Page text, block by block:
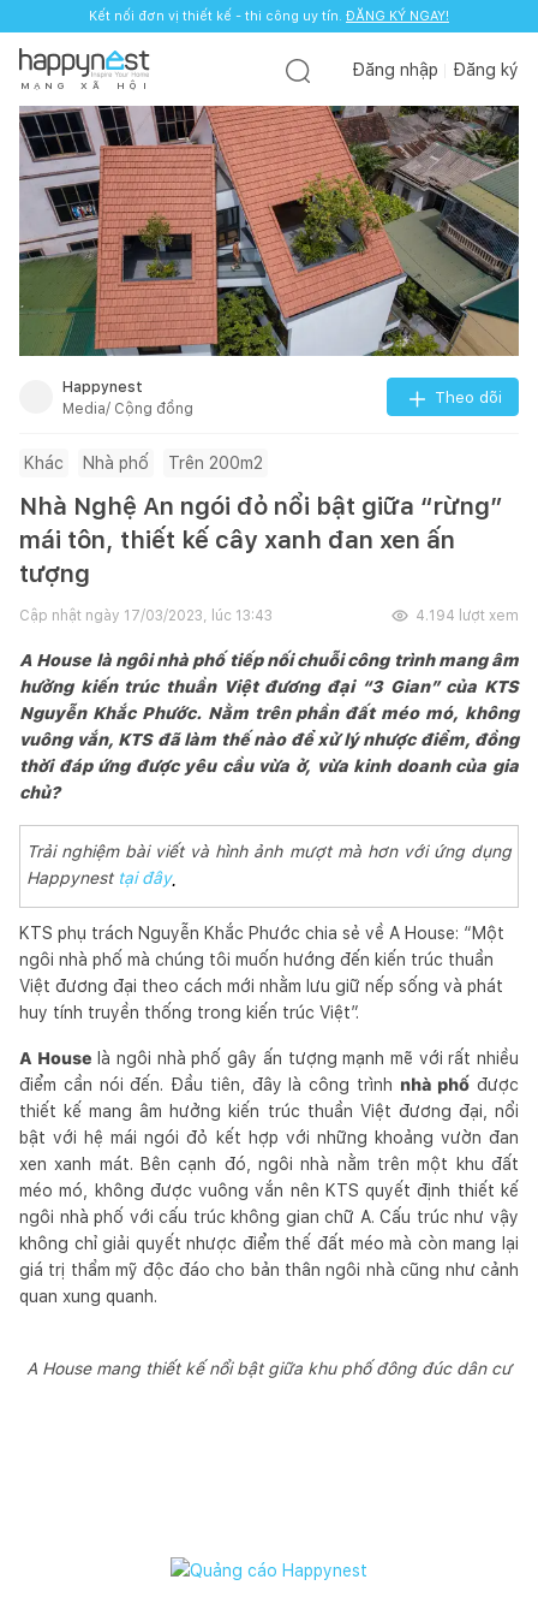
Kết nối đơn vị thiết kế - thi công uy tín. ĐĂNG KÝ NGAY!
M Ạ N G X Ã H Ộ I
Đăng nhập Đăng ký
Happynest
Media/ Cộng đồng
Theo dõi
Khác Nhà phố Trên 200m2
Nhà Nghệ An ngói đỏ nổi bật giữa “rừng”
mái tôn, thiết kế cây xanh đan xen ấn
tượng
Cập nhật ngày 17/03/2023, lúc 13:43 4.194 lượt xem
A House là ngôi nhà phố tiếp nối chuỗi công trình mang âm
hưởng kiến trúc thuần Việt đương đại “3 Gian” của KTS
Nguyễn Khắc Phước. Nằm trên phần đất méo mó, không
vuông vắn, KTS đã làm thế nào để xử lý nhược điểm, đồng
thời đáp ứng được yêu cầu vừa ở, vừa kinh doanh của gia
chủ?
Trải nghiệm bài viết và hình ảnh mượt mà hơn với ứng dụng
Happynest tại đây.
KTS phụ trách Nguyễn Khắc Phước chia sẻ về A House: “Một
ngôi nhà phố mà chúng tôi muốn hướng đến kiến trúc thuần
Việt đương đại theo cách mới nhằm lưu giữ nếp sống và phát
huy tính truyền thống trong kiến trúc Việt”.
A House là ngôi nhà phố gây ấn tượng mạnh mẽ với rất nhiều
điểm cần nói đến. Đầu tiên, đây là công trình nhà phố được
thiết kế mang âm hưởng kiến trúc thuần Việt đương đại, nổi
bật với hệ mái ngói đỏ kết hợp với những khoảng vườn đan
xen xanh mát. Bên cạnh đó, ngôi nhà nằm trên một khu đất
méo mó, không được vuông vắn nên KTS quyết định thiết kế
ngôi nhà phố với cấu trúc không gian chữ A. Cấu trúc như vậy
không chỉ giải quyết nhược điểm thế đất méo mà còn mang lại
giá trị thẩm mỹ độc đáo cho bản thân ngôi nhà cũng như cảnh
quan xung quanh.
A House mang thiết kế nổi bật giữa khu phố đông đúc dân cư